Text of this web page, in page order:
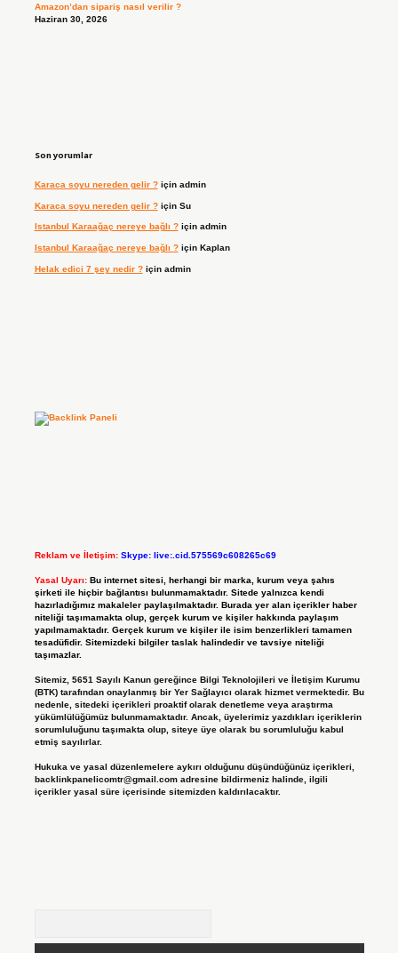
Amazon’dan sipariş nasıl verilir ?
Haziran 30, 2026
Son yorumlar
Karaca soyu nereden gelir ?için admin
Karaca soyu nereden gelir ?için Su
Istanbul Karaağaç nereye bağlı ?için admin
Istanbul Karaağaç nereye bağlı ?için Kaplan
Helak edici 7 şey nedir ?için admin
Reklam ve İletişim: Skype: live:.cid.575569c608265c69
Yasal Uyarı: Bu internet sitesi, herhangi bir marka, kurum veya şahıs
şirketi ile hiçbir bağlantısı bulunmamaktadır. Sitede yalnızca kendi
hazırladığımız makaleler paylaşılmaktadır. Burada yer alan içerikler haber
niteliği taşımamakta olup, gerçek kurum ve kişiler hakkında paylaşım
yapılmamaktadır. Gerçek kurum ve kişiler ile isim benzerlikleri tamamen
tesadüfidir. Sitemizdeki bilgiler taslak halindedir ve tavsiye niteliği
taşımazlar.
Sitemiz, 5651 Sayılı Kanun gereğince Bilgi Teknolojileri ve İletişim Kurumu
(BTK) tarafından onaylanmış bir Yer Sağlayıcı olarak hizmet vermektedir. Bu
nedenle, sitedeki içerikleri proaktif olarak denetleme veya araştırma
yükümlülüğümüz bulunmamaktadır. Ancak, üyelerimiz yazdıkları içeriklerin
sorumluluğunu taşımakta olup, siteye üye olarak bu sorumluluğu kabul
etmiş sayılırlar.
Hukuka ve yasal düzenlemelere aykırı olduğunu düşündüğünüz içerikleri,
backlinkpanelicomtr@gmail.comadresine bildirmeniz halinde, ilgili
içerikler yasal süre içerisinde sitemizden kaldırılacaktır.